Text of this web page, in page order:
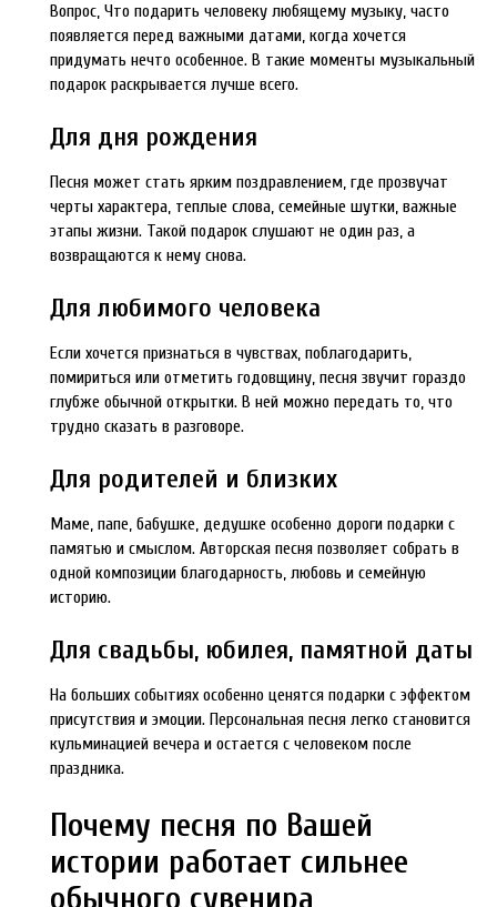
Вопрос, Что подарить человеку любящему музыку, часто
появляется перед важными датами, когда хочется
придумать нечто особенное. В такие моменты музыкальный
подарок раскрывается лучше всего.
Для дня рождения
Песня может стать ярким поздравлением, где прозвучат
черты характера, теплые слова, семейные шутки, важные
этапы жизни. Такой подарок слушают не один раз, а
возвращаются к нему снова.
Для любимого человека
Если хочется признаться в чувствах, поблагодарить,
помириться или отметить годовщину, песня звучит гораздо
глубже обычной открытки. В ней можно передать то, что
трудно сказать в разговоре.
Для родителей и близких
Маме, папе, бабушке, дедушке особенно дороги подарки с
памятью и смыслом. Авторская песня позволяет собрать в
одной композиции благодарность, любовь и семейную
историю.
Для свадьбы, юбилея, памятной даты
На больших событиях особенно ценятся подарки с эффектом
присутствия и эмоции. Персональная песня легко становится
кульминацией вечера и остается с человеком после
праздника.
Почему песня по Вашей
истории работает сильнее
обычного сувенира